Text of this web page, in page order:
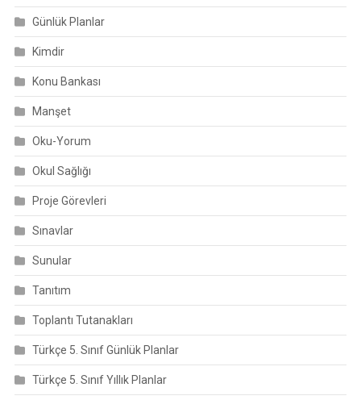
Günlük Planlar
Kimdir
Konu Bankası
Manşet
Oku-Yorum
Okul Sağlığı
Proje Görevleri
Sınavlar
Sunular
Tanıtım
Toplantı Tutanakları
Türkçe 5. Sınıf Günlük Planlar
Türkçe 5. Sınıf Yıllık Planlar